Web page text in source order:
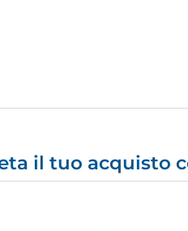
il tuo acquisto